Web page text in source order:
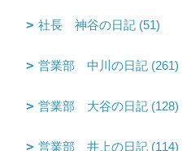
社長 神谷の日記 (51)
営業部 中川の日記 (261)
営業部 大谷の日記 (128)
営業部 井上の日記 (114)